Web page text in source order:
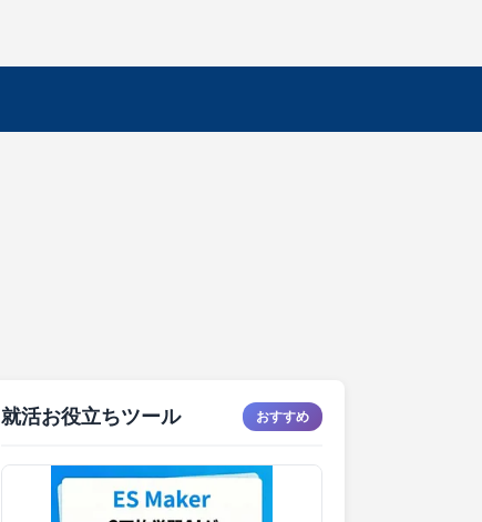
就活お役立ちツール おすすめ